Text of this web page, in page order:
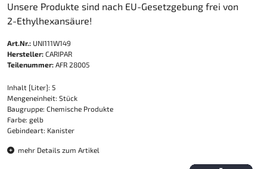
Unsere Produkte sind nach EU-Gesetzgebung frei von
2-Ethylhexansäure!
Art.Nr.: UNI111W149
Hersteller: CARIPAR
Teilenummer: AFR 28005
Inhalt [Liter]: 5
Mengeneinheit: Stück
Baugruppe: Chemische Produkte
Farbe: gelb
Gebindeart: Kanister
mehr Details zum Artikel